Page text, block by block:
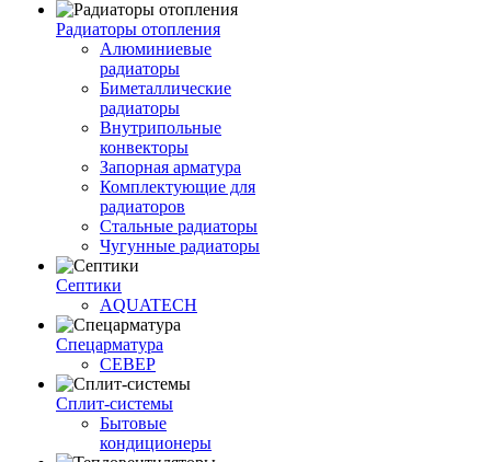
Радиаторы отопления
Алюминиевые
радиаторы
Биметаллические
радиаторы
Внутрипольные
конвекторы
Запорная арматура
Комплектующие для
радиаторов
Стальные радиаторы
Чугунные радиаторы
Септики
AQUATECH
Спецарматура
СЕВЕР
Сплит-системы
Бытовые
кондиционеры